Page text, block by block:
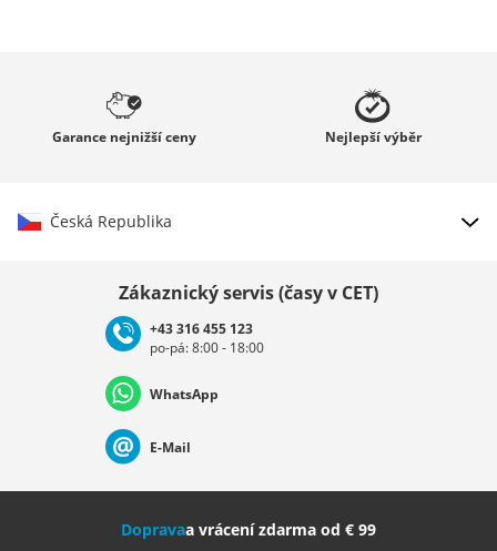
Garance nejnižší ceny Nejlepšívýběr
Česká Republika
Deutschland Österreich
Nederland Italia (Italiano) Italien (Deutsch)
Zákaznický servis (časy v CET)
+43 316 455 123
po-pá: 8:00 - 18:00
WhatsApp
E-Mail
Dopravaa vrácení zdarma od € 99